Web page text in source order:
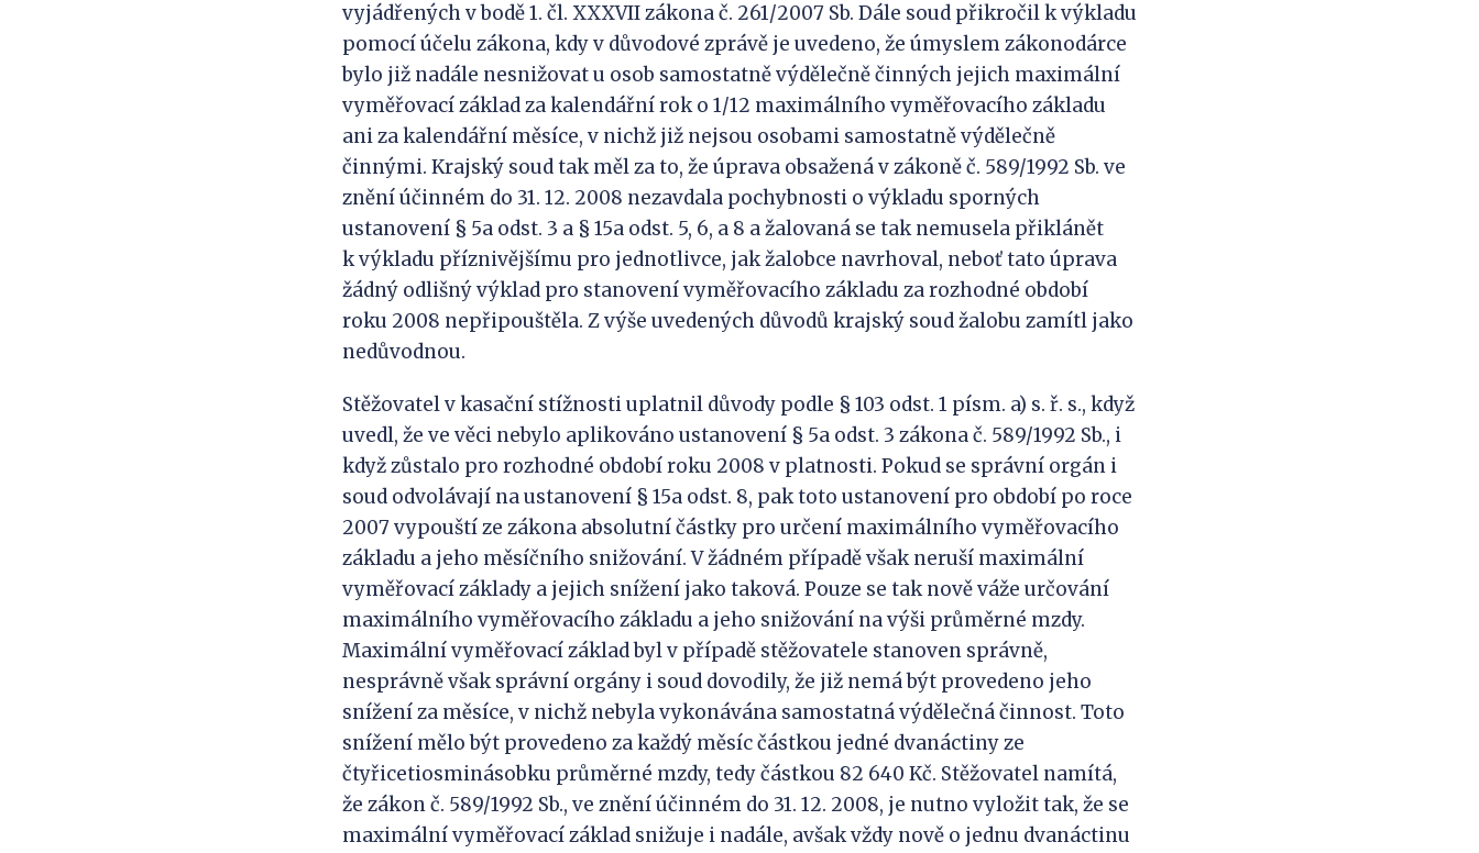
vyjádřených v bodě 1. čl. XXXVII zákona č. 261/2007 Sb. Dále soud přikročil k výkladu
pomocí účelu zákona, kdy v důvodové zprávě je uvedeno, že úmyslem zákonodárce
bylo již nadále nesnižovat u osob samostatně výdělečně činných jejich maximální
vyměřovací základ za kalendářní rok o 1/12 maximálního vyměřovacího základu
ani za kalendářní měsíce, v nichž již nejsou osobami samostatně výdělečně
činnými. Krajský soud tak měl za to, že úprava obsažená v zákoně č. 589/1992 Sb. ve
znění účinném do 31. 12. 2008 nezavdala pochybnosti o výkladu sporných
ustanovení § 5a odst. 3 a § 15a odst. 5, 6, a 8 a žalovaná se tak nemusela přiklánět
k výkladu příznivějšímu pro jednotlivce, jak žalobce navrhoval, neboť tato úprava
žádný odlišný výklad pro stanovení vyměřovacího základu za rozhodné období
roku 2008 nepřipouštěla. Z výše uvedených důvodů krajský soud žalobu zamítl jako
nedůvodnou.
Stěžovatel v kasační stížnosti uplatnil důvody podle § 103 odst. 1 písm. a) s. ř. s., když
uvedl, že ve věci nebylo aplikováno ustanovení § 5a odst. 3 zákona č. 589/1992 Sb., i
když zůstalo pro rozhodné období roku 2008 v platnosti. Pokud se správní orgán i
soud odvolávají na ustanovení § 15a odst. 8, pak toto ustanovení pro období po roce
2007 vypouští ze zákona absolutní částky pro určení maximálního vyměřovacího
základu a jeho měsíčního snižování. V žádném případě však neruší maximální
vyměřovací základy a jejich snížení jako taková. Pouze se tak nově váže určování
maximálního vyměřovacího základu a jeho snižování na výši průměrné mzdy.
Maximální vyměřovací základ byl v případě stěžovatele stanoven správně,
nesprávně však správní orgány i soud dovodily, že již nemá být provedeno jeho
snížení za měsíce, v nichž nebyla vykonávána samostatná výdělečná činnost. Toto
snížení mělo být provedeno za každý měsíc částkou jedné dvanáctiny ze
čtyřicetiosminásobku průměrné mzdy, tedy částkou 82 640 Kč. Stěžovatel namítá,
že zákon č. 589/1992 Sb., ve znění účinném do 31. 12. 2008, je nutno vyložit tak, že se
maximální vyměřovací základ snižuje i nadále, avšak vždy nově o jednu dvanáctinu